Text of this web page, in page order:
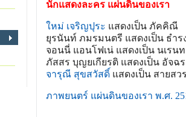
นักแสดงละคร แผ่นดินของเรา
ใหม่ เจริญปุระ แสดงเป็น ภัคคิณี
ยุรนันท์ ภมรมนตรี แสดงเป็น ธำร
จอนนี่ แอนโฟเน่ แสดงเป็น นเรน
ภัสสร บุญยเกียรติ แสดงเป็น อัจฉ
จารุณี สุขสวัสดิ์ แสดงเป็น สายสว
ภาพยนตร์ แผ่นดินของเรา พ.ศ.